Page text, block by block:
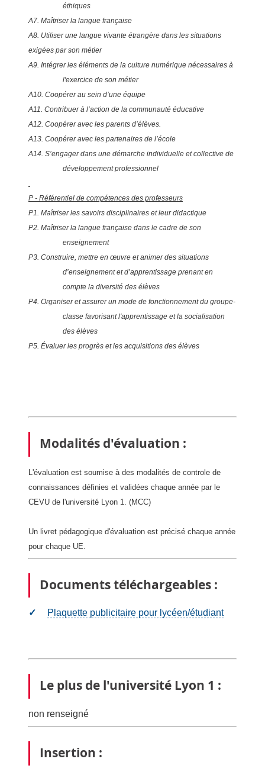
éthiques
A7. Maîtriser la langue française
A8. Utiliser une langue vivante étrangère dans les situations
exigées par son métier
A9. Intégrer les éléments de la culture numérique nécessaires à
l'exercice de son métier
A10. Coopérer au sein d’une équipe
A11. Contribuer à l’action de la communauté éducative
A12. Coopérer avec les parents d’élèves.
A13. Coopérer avec les partenaires de l’école
A14. S’engager dans une démarche individuelle et collective de
développement professionnel
P - Référentiel de compétences des professeurs
P1. Maîtriser les savoirs disciplinaires et leur didactique
P2. Maîtriser la langue française dans le cadre de son
enseignement
P3. Construire, mettre en œuvre et animer des situations
d’enseignement et d’apprentissage prenant en
compte la diversité des élèves
P4. Organiser et assurer un mode de fonctionnement du groupe-
classe favorisant l'apprentissage et la socialisation
des élèves
P5. Évaluer les progrès et les acquisitions des élèves
Modalités d'évaluation :
L'évaluation est soumise à des modalités de controle de
connaissances définies et validées chaque année par le
CEVU de l'université Lyon 1. (MCC)
Un livret pédagogique d'évaluation est précisé chaque année
pour chaque UE.
Documents téléchargeables :
Plaquette publicitaire pour lycéen/étudiant
Le plus de l'université Lyon 1 :
non renseigné
Insertion :